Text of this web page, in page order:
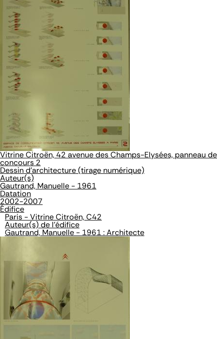
Vitrine Citroën, 42 avenue des Champs-Elysées, panneau de
concours 2
Dessin d'architecture (tirage numérique)
Auteur(s)
Gautrand, Manuelle - 1961
Datation
2002-2007
Édifice
Paris - Vitrine Citroën, C42
Auteur(s) de l'édifice
Gautrand, Manuelle - 1961 : Architecte